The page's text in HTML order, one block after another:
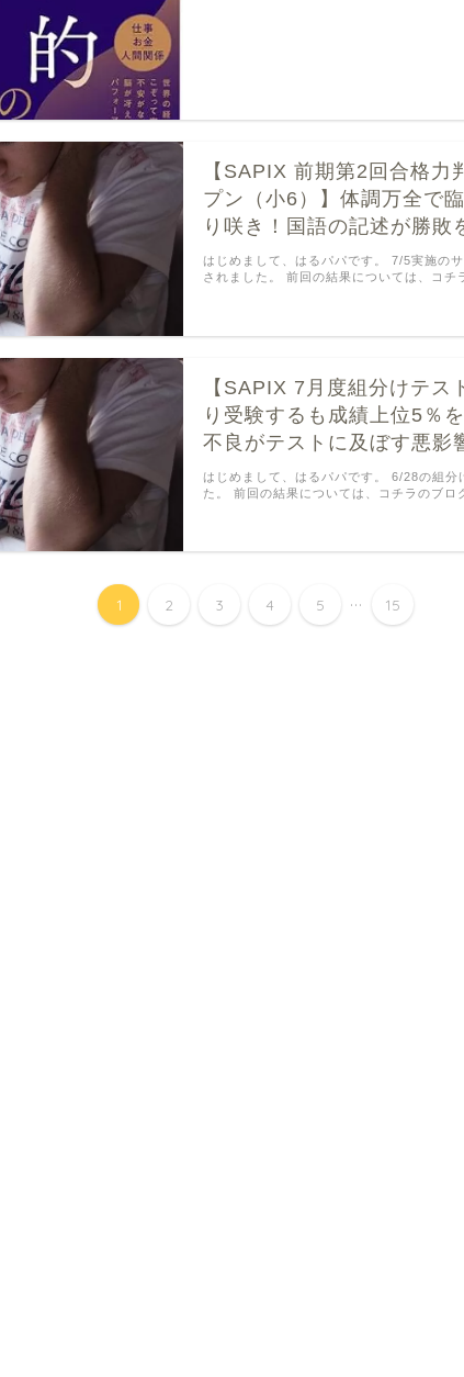
【SAPIX 前期第2回合格力
プン（小6）】体調万全で
り咲き！国語の記述が勝敗
はじめまして、はるパパです。 7/5実施の
されました。 前回の結果については、コチ
【SAPIX 7月度組分けテス
り受験するも成績上位5％
不良がテストに及ぼす悪影
はじめまして、はるパパです。 6/28の組分
た。 前回の結果については、コチラのブロ
1 2 3 4 5 ... 15